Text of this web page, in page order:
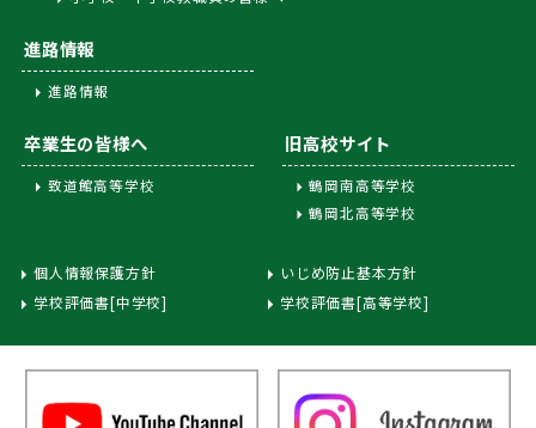
進路情報
進路情報
卒業生の皆様へ
致道館高等学校
旧高校サイト
鶴岡南高等学校
鶴岡北高等学校
個人情報保護方針
いじめ防止基本方針
学校評価書[中学校]
学校評価書[高等学校]